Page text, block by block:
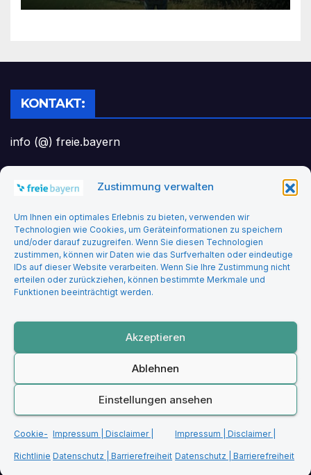
Zustimmung verwalten
Um Ihnen ein optimales Erlebnis zu bieten, verwenden wir
Technologien wie Cookies, um Geräteinformationen zu speichern
und/oder darauf zuzugreifen. Wenn Sie diesen Technologien
zustimmen, können wir Daten wie das Surfverhalten oder eindeutige
IDs auf dieser Website verarbeiten. Wenn Sie Ihre Zustimmung nicht
erteilen oder zurückziehen, können bestimmte Merkmale und
Funktionen beeinträchtigt werden.
Akzeptieren
Ablehnen
Einstellungen ansehen
Cookie-
Richtlinie
Impressum | Disclaimer |
Datenschutz | Barrierefreiheit
Impressum | Disclaimer |
Datenschutz | Barrierefreiheit
KONTAKT:
info (@) freie.bayern
Freie Bayern
Stolz präsentiert von WordPress
Themeansar
StartseiteImpressum | Disclaimer | Datenschutz | Barrierefreiheit